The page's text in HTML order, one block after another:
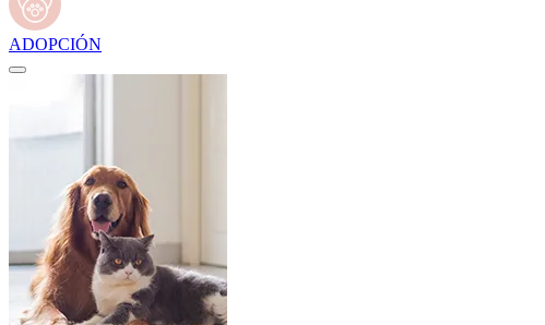
ADOPCIÓN